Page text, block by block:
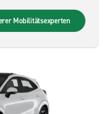
Mobilitätsexperten